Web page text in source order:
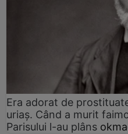
Era adorat de
uriaș. Când a murit
Parisului l-au plâns